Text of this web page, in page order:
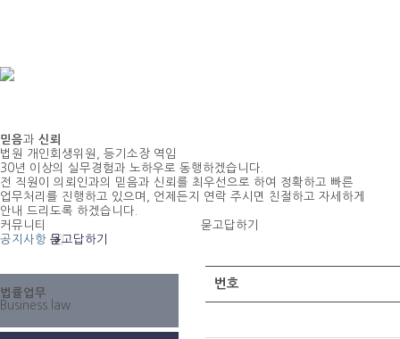
믿음과 신뢰
법원 개인회생위원, 등기소장 역임
30년 이상의 실무경험과 노하우로 동행하겠습니다.
전 직원이 의뢰인과의 믿음과 신뢰를 최우선으로 하여 정확하고 빠른
업무처리를 진행하고 있으며, 언제든지 연락 주시면 친절하고 자세하게
안내 드리도록 하겠습니다.
커뮤니티
묻고답하기
공지사항 묻고답하기
법률업무
Business law
번호